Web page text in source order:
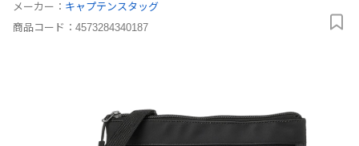
メーカー： キャプテンスタッグ
商品コード： 4573284340187